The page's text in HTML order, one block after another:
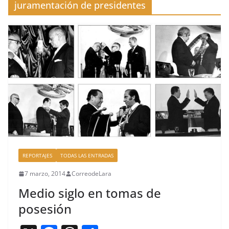
juramentación de presidentes
REPORTAJES TODAS LAS ENTRADAS
7 marzo, 2014 CorreodeLara
Medio siglo en tomas de
posesión